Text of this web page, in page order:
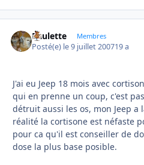
Paulette Membres
Posté(e) le 9 juillet 200719 a
J'ai eu Jeep 18 mois avec
qui en prenne un coup, c'est
détruit aussi les os, mon Jeep a
réalité la cortisone est néfaste
pour ca qu'il est conseiller de
dose la plus base posible.